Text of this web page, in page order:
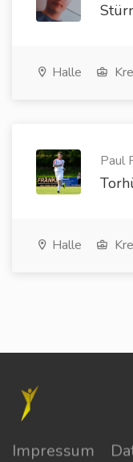
Halle
Paul
Halle
Impressum